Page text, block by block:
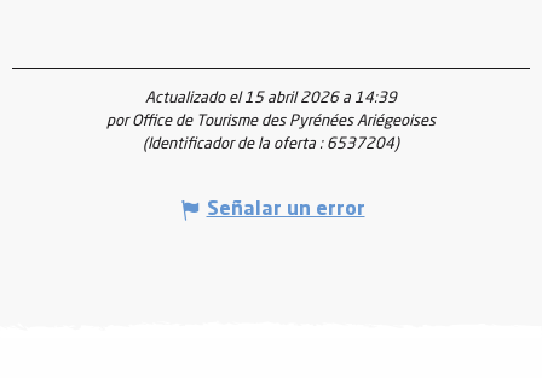
Actualizado el 15 abril 2026 a 14:39
por Office de Tourisme des Pyrénées Ariégeoises
(Identificador de la oferta : 6537204)
Señalar un error